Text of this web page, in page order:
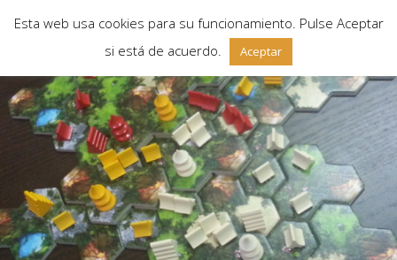
Esta web usa cookies para su funcionamiento. Pulse Aceptar
si está de acuerdo.
Aceptar